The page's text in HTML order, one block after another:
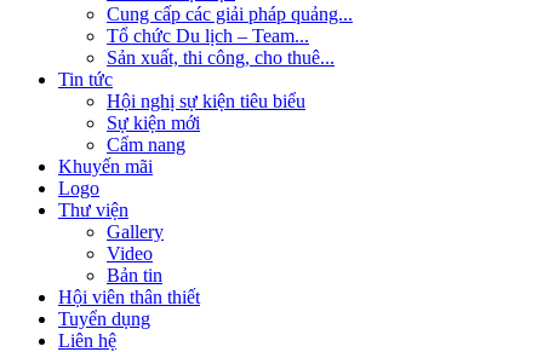
Cung cấp các giải pháp quảng...
Tổ chức Du lịch – Team...
Sản xuất, thi công, cho thuê...
Tin tức
Hội nghị sự kiện tiêu biểu
Sự kiện mới
Cẩm nang
Khuyến mãi
Logo
Thư viện
Gallery
Video
Bản tin
Hội viên thân thiết
Tuyển dụng
Liên hệ